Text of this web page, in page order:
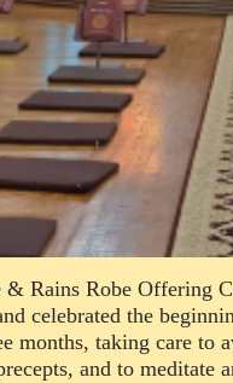
& Rains Robe Offering
celebrated the
months, taking care to
and to meditate